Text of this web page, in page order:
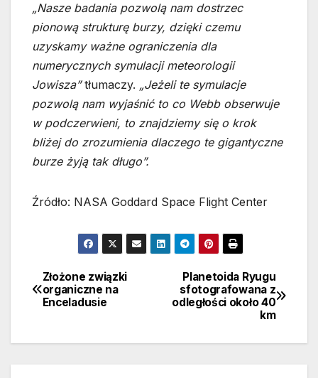
„Nasze badania pozwolą nam dostrzec
pionową strukturę burzy, dzięki czemu
uzyskamy ważne ograniczenia dla
numerycznych symulacji meteorologii
Jowisza”tłumaczy. „Jeżeli te symulacje
pozwolą nam wyjaśnić to co Webb obserwuje
w podczerwieni, to znajdziemy się o krok
bliżej do zrozumienia dlaczego te gigantyczne
burze żyją tak długo”.
Źródło: NASA Goddard Space Flight Center
Nawigacja
wpisu
Planetoida Ryugu
sfotografowana z
odległości około 40
km
Złożone związki
organiczne na
Enceladusie